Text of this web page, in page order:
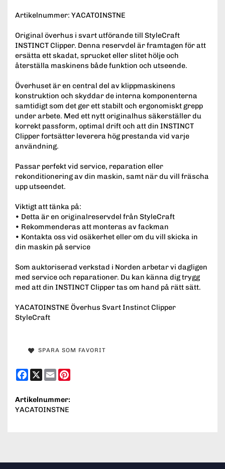
Artikelnummer: YACATOINSTNE
Original överhus i svart utförande till StyleCraft
INSTINCT Clipper. Denna reservdel är framtagen för att
ersätta ett skadat, sprucket eller slitet hölje och
återställa maskinens både funktion och utseende.
Överhuset är en central del av klippmaskinens
konstruktion och skyddar de interna komponenterna
samtidigt som det ger ett stabilt och ergonomiskt grepp
under arbete. Med ett nytt originalhus säkerställer du
korrekt passform, optimal drift och att din INSTINCT
Clipper fortsätter leverera hög prestanda vid varje
användning.
Passar perfekt vid service, reparation eller
rekonditionering av din maskin, samt när du vill fräscha
upp utseendet.
Viktigt att tänka på:
• Detta är en originalreservdel från StyleCraft
• Rekommenderas att monteras av fackman
• Kontakta oss vid osäkerhet eller om du vill skicka in
din maskin på service
Som auktoriserad verkstad i Norden arbetar vi dagligen
med service och reparationer. Du kan känna dig trygg
med att din INSTINCT Clipper tas om hand på rätt sätt.
YACATOINSTNE Överhus Svart Instinct Clipper
StyleCraft
SPARA SOM FAVORIT
Facebook
X Email
Artikelnummer:
YACATOINSTNE